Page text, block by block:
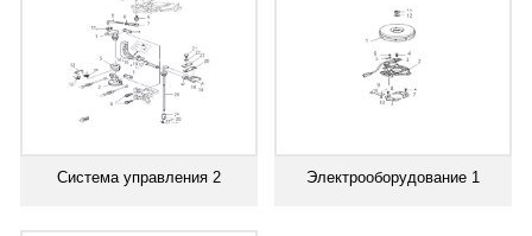
Система управления 2 Электрооборудование 1